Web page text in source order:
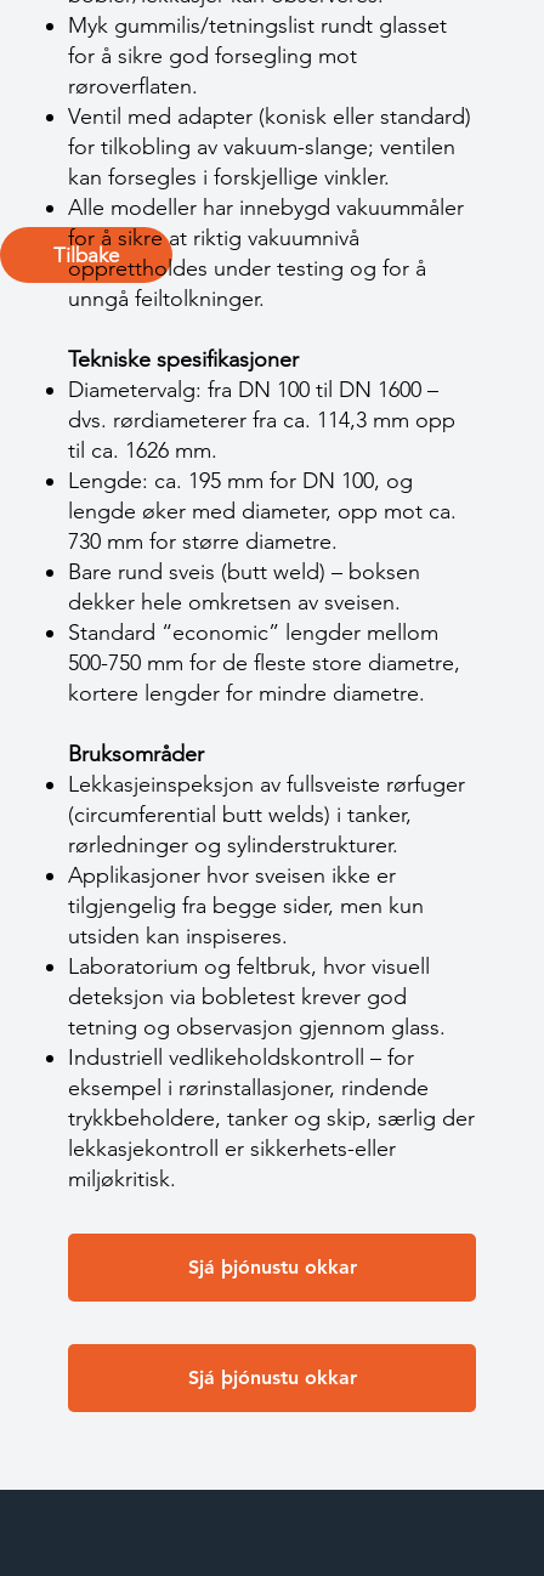
Tilbake
Myk gummilis/tetningslist rundt glasset
for å sikre god forsegling mot
røroverflaten.
Ventil med adapter (konisk eller standard)
for tilkobling av vakuum-slange; ventilen
kan forsegles i forskjellige vinkler.
Alle modeller har innebygd vakuummåler
for å sikre at riktig vakuumnivå
opprettholdes under testing og for å
unngå feiltolkninger.
Tekniske spesifikasjoner
Diametervalg: fra DN 100 til DN 1600 –
dvs. rørdiameterer fra ca. 114,3 mm opp
til ca. 1626 mm.
Lengde: ca. 195 mm for DN 100, og
lengde øker med diameter, opp mot ca.
730 mm for større diametre.
Bare rund sveis (butt weld) – boksen
dekker hele omkretsen av sveisen.
Standard “economic” lengder mellom
500-750 mm for de fleste store diametre,
kortere lengder for mindre diametre.
Bruksområder
Lekkasjeinspeksjon av fullsveiste rørfuger
(circumferential butt welds) i tanker,
rørledninger og sylinderstrukturer.
Applikasjoner hvor sveisen ikke er
tilgjengelig fra begge sider, men kun
utsiden kan inspiseres.
Laboratorium og feltbruk, hvor visuell
deteksjon via bobletest krever god
tetning og observasjon gjennom glass.
Industriell vedlikeholdskontroll – for
eksempel i rørinstallasjoner, rindende
trykkbeholdere, tanker og skip, særlig der
lekkasjekontroll er sikkerhets-eller
miljøkritisk.
Sjá þjónustu okkar
Sjá þjónustu okkar